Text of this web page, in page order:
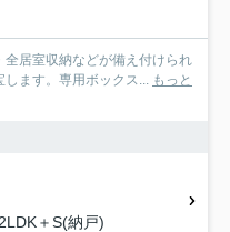
居室収納などが備え付けられ
ます。専用ボックス...
もっと
＋S(納戸)